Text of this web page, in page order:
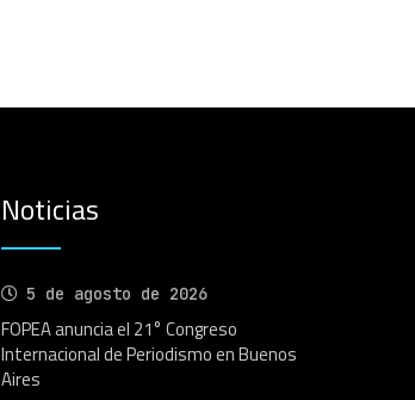
Noticias
5 de agosto de 2026
FOPEA anuncia el 21° Congreso
Internacional de Periodismo en Buenos
Aires